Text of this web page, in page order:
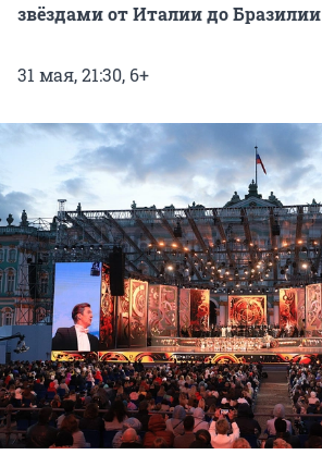
звёздами от Италии до Бразилии
31 мая, 21:30, 6+